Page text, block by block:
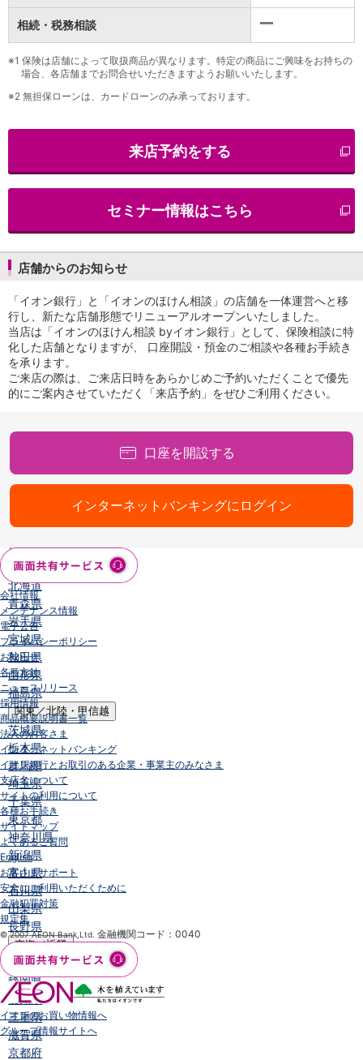
カード
クレジットカード
デビットカード
インターネットバンキング
アプリ
イオン銀行アプリ TOP
イオン銀行PayB
iAEON
AEON Pay
支払・入金・サービス
口座振替サービス
自動入金サービス
WEB即時決済サービス
スマホ決済アプリ
公営競技
サービス
Myステージ
相続・税務のご相談
電子マネーWAON
インボイス
手数料
金利
キャンペーン
店舗・ATM
店舗
北海道・東北
北海道
青森県
岩手県
宮城県
秋田県
山形県
福島県
関東／北陸・甲信越
茨城県
栃木県
群馬県
埼玉県
千葉県
東京都
神奈川県
新潟県
富山県
石川県
山梨県
長野県
東海／近畿
岐阜県
静岡県
愛知県
三重県
滋賀県
京都府
相続・税務相談
※1 保険は店舗によって取扱商品が異なります。特定の商品にご興味をお持ちの
場合、各店舗までお問合せいただきますようお願いいたします。
※2 無担保ローンは、カードローンのみ承っております。
来店予約をする
セミナー情報はこちら
店舗からのお知らせ
「イオン銀行」と「イオンのほけん相談」の店舗を一体運営へと移
行し、新たな店舗形態でリニューアルオープンいたしました。
当店は「イオンのほけん相談 byイオン銀行」として、保険相談に特
化した店舗となりますが、 口座開設・預金のご相談や各種お手続き
を承ります。
ご来店の際は、ご来店日時をあらかじめご予約いただくことで優先
的にご案内させていただく「来店予約」をぜひご利用ください。
口座を開設する
インターネットバンキングにログイン
会社情報
メンテナンス情報
電子公告
プライバシーポリシー
お知らせ
各種方針
ニュースリリース
採用情報
商品概要説明書一覧
法人のお客さま
インターネットバンキング
イオン銀行とお取引のある企業・事業主のみなさま
支店名について
サイトの利用について
各種お手続き
サイトマップ
よくあるご質問
English
お客さまサポート
安全にご利用いただくために
金融犯罪対策
規定集
© 2007 AEON Bank,Ltd. 金融機関コード：0040
イオンのお買い物情報へ
グループ情報サイトへ